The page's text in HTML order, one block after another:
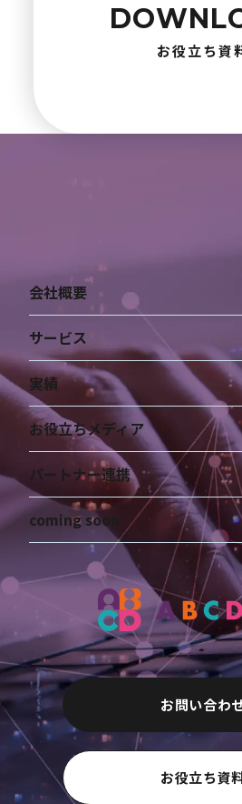
お役立ち資
会社概要
サービス
実績
お役立ちメディア
パートナー連携
coming soon
お問い合わ
お役立ち資